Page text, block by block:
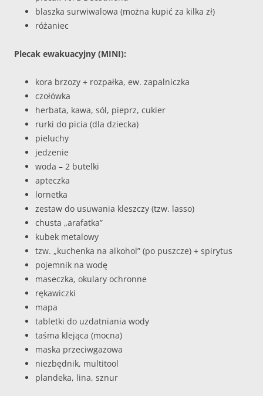
blaszka surwiwalowa (można kupić za kilka zł)
różaniec
Plecak ewakuacyjny (MINI):
kora brzozy + rozpałka, ew. zapalniczka
czołówka
herbata, kawa, sól, pieprz, cukier
rurki do picia (dla dziecka)
pieluchy
jedzenie
woda – 2 butelki
apteczka
lornetka
zestaw do usuwania kleszczy (tzw. lasso)
chusta „arafatka”
kubek metalowy
tzw. „kuchenka na alkohol” (po puszcze) + spirytus
pojemnik na wodę
maseczka, okulary ochronne
rękawiczki
mapa
tabletki do uzdatniania wody
taśma klejąca (mocna)
maska przeciwgazowa
niezbędnik, multitool
plandeka, lina, sznur